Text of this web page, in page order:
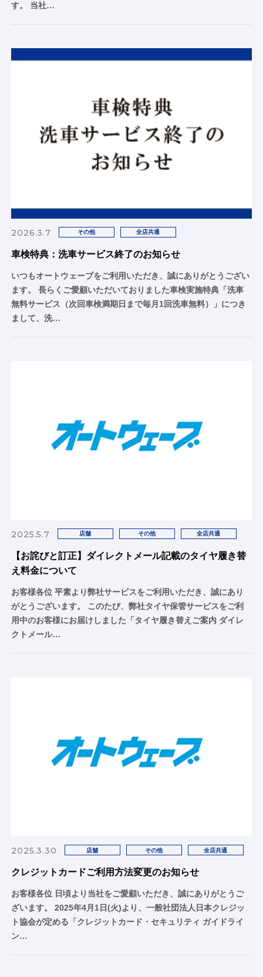
す。 当社…
2026.3.7 その他 全店共通
車検特典：洗車サービス終了のお知らせ
いつもオートウェーブをご利用いただき、誠にありがとうござい
ます。 長らくご愛顧いただいておりました車検実施特典「洗車
無料サービス（次回車検満期日まで毎月1回洗車無料）」につき
まして、洗…
2025.5.7 店舗 その他 全店共通
【お詫びと訂正】ダイレクトメール記載のタイヤ履き替
え料金について
お客様各位 平素より弊社サービスをご利用いただき、誠にあり
がとうございます。 このたび、弊社タイヤ保管サービスをご利
用中のお客様にお届けしました「タイヤ履き替えご案内 ダイレ
クトメール…
2025.3.30 店舗 その他 全店共通
クレジットカードご利用方法変更のお知らせ
お客様各位 日頃より当社をご愛顧いただき、誠にありがとうご
ざいます。 2025年4月1日(火)より、一般社団法人日本クレジッ
ト協会が定める「クレジットカード・セキュリティ ガイドライ
ン…